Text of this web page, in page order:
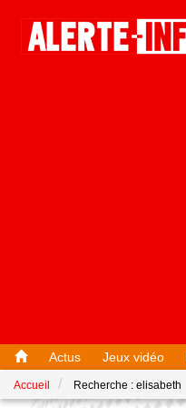
Actus Jeux vidéo
Accueil Recherche : elisabeth